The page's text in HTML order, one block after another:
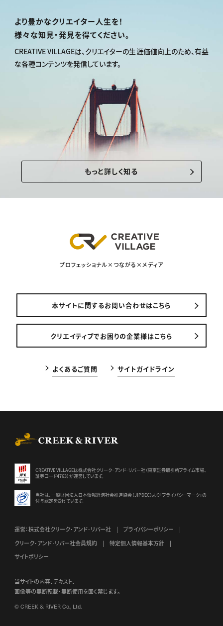
より豊かなクリエイター人生を！
様々な知見・発見を得てください。
CREATIVE VILLAGEは、 クリエイターの生涯価値向上のため、有益
な各種コンテンツを発信しています。
もっと詳しく知る
プロフェッショナル×つながる×メディア
本サイトに関するお問い合わせはこちら
クリエイティブでお困りの企業様はこちら
よくあるご質問 サイトガイドライン
CREATIVE VILLAGEは株式会社クリーク･アンド･リバー社（東京証券取引所プライム市場、
証券コード4763）が運営しています。
当社は、一般財団法人日本情報経済社会推進協会（JIPDEC）より 「プライバシーマーク」の
付与認定を受けています。
運営：株式会社クリーク･アンド･リバー社
プライバシーポリシー
クリーク･アンド･リバー社会員規約
特定個人情報基本方針
サイトポリシー
当サイトの内容、テキスト、
画像等の無断転載・無断使用を固く禁じます。
© CREEK & RIVER Co., Ltd.